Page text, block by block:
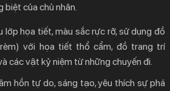
biệt của chủ nhân.
lớp họa tiết, màu sắc rực rỡ, sử dụng đồ
với họa tiết thổ cẩm, đồ trang trí
các vật kỷ niệm từ những chuyến đi.
hồn tự do, sáng tạo, yêu thích sự phá